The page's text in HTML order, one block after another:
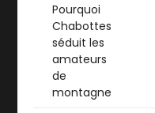
Pourquoi
Chabottes
séduit les
amateurs
de
montagne